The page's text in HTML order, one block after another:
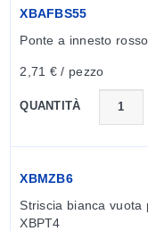
XBAFBS55
Ponte a innesto
2,71 € / pezzo
QUANTITÀ
XBMZB6
Striscia bianca
XBPT4